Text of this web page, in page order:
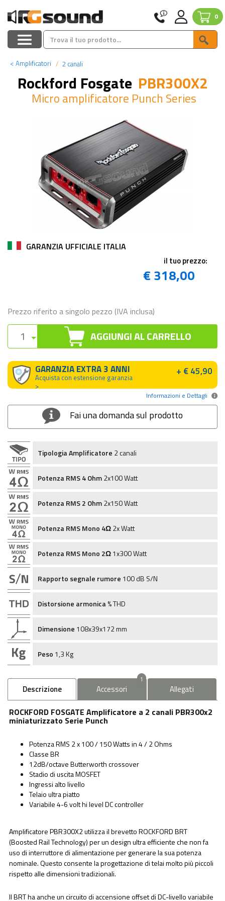
0
< Amplificatori 2 canali
Rockford Fosgate PBR300X2
Micro amplificatore Punch Series
GARANZIA UFFICIALE ITALIA
il tuo prezzo:
€ 318,00
Prezzo riferito a singolo pezzo (IVA inclusa)
AGGIUNGI AL CARRELLO
GARANZIA EXTRA 3 ANNI
Acquista con estensione garanzia
>
+ € 45,90
Informazioni e Dettagli
Fai una domanda sul prodotto
Tipologia Amplificatore 2 canali
Potenza RMS 4 Ohm2x100 Watt
Potenza RMS 2 Ohm2x150 Watt
Potenza RMS Mono 4Ω2x Watt
Potenza RMS Mono 2Ω1x300 Watt
Rapporto segnale rumore 100 dB S/N
Distorsione armonica% THD
Dimensione 108x39x172 mm
Peso 1,3 Kg
Descrizione Accessori
1
Allegati
ROCKFORD FOSGATE Amplificatore a 2 canali PBR300x2
miniaturizzato Serie Punch
Potenza RMS 2 x 100 / 150 Watts in 4 / 2 Ohms
Classe BR
12dB/octave Butterworth crossover
Stadio di uscita MOSFET
Ingressi alto livello
Telaio ultra piatto
Variabile 4-6 volt hi level DC controller
Amplificatore PBR300X2 utilizza il brevetto ROCKFORD BRT
(Boosted Rail Technology) per un design ultra efficiente che non fa
uso di interruttore di alimentazione per generare la sua potenza
nominale. Questo consente la progettazione di telai molto più piccoli
rispetto alle dimensioni tradizionali.
Il BRT ha anche un circuito di accensione offset di DC-livello variabile